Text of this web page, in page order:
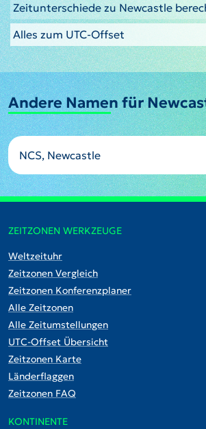
Zeitunterschiede zu Newcastle
Alles zum UTC-Offset
Andere Namen für
NCS, Newcastle
ZEITZONEN WERKZEUGE
Weltzeituhr
Zeitzonen Vergleich
Zeitzonen Konferenzplaner
Alle Zeitzonen
Alle Zeitumstellungen
UTC-Offset Übersicht
Zeitzonen Karte
Länderflaggen
Zeitzonen FAQ
KONTINENTE